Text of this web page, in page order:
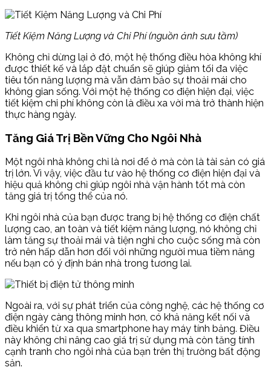
Tiết Kiệm Năng Lượng và Chi Phí (nguồn ảnh sưu tầm)
Không chỉ dừng lại ở đó, một hệ thống điều hòa không khí
được thiết kế và lắp đặt chuẩn sẽ giúp giảm tối đa việc
tiêu tốn năng lượng mà vẫn đảm bảo sự thoải mái cho
không gian sống. Với một hệ thống cơ điện hiện đại, việc
tiết kiệm chi phí không còn là điều xa vời mà trở thành hiện
thực hàng ngày.
Tăng Giá Trị Bền Vững Cho Ngôi Nhà
Một ngôi nhà không chỉ là nơi để ở mà còn là tài sản có giá
trị lớn. Vì vậy, việc đầu tư vào hệ thống cơ điện hiện đại và
hiệu quả không chỉ giúp ngôi nhà vận hành tốt mà còn
tăng giá trị tổng thể của nó.
Khi ngôi nhà của bạn được trang bị hệ thống cơ điện chất
lượng cao, an toàn và tiết kiệm năng lượng, nó không chỉ
làm tăng sự thoải mái và tiện nghi cho cuộc sống mà còn
trở nên hấp dẫn hơn đối với những người mua tiềm năng
nếu bạn có ý định bán nhà trong tương lai.
Ngoài ra, với sự phát triển của công nghệ, các hệ thống cơ
điện ngày càng thông minh hơn, có khả năng kết nối và
điều khiển từ xa qua smartphone hay máy tính bảng. Điều
này không chỉ nâng cao giá trị sử dụng mà còn tăng tính
cạnh tranh cho ngôi nhà của bạn trên thị trường bất động
sản.